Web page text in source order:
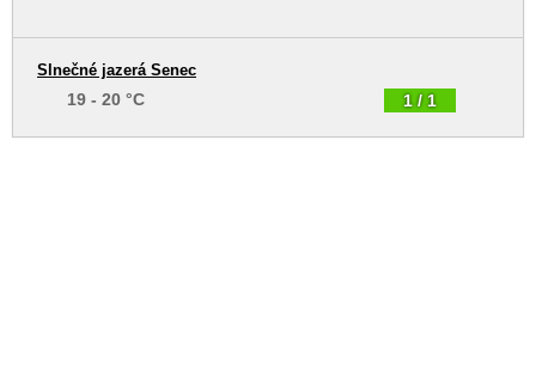
1 / 1
Slnečné jazerá Senec
19 - 20 °C